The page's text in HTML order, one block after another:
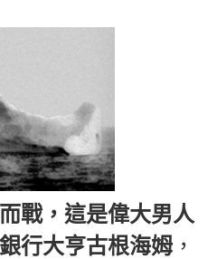
戰，這是偉大男人
行大亨古根海姆，